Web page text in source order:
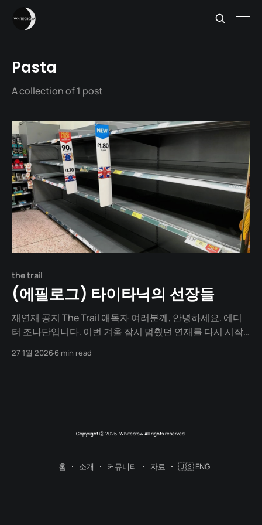
Pasta
A collection of 1 post
the trail
(에필로그) 타이타닉의 선장들
재연재 공지 The Trail 애독자 여러분께, 안녕하세요. 에디
터 조나단입니다. 이번 겨울 잠시 멈췄던 연재를 다시 시작
시 펜을 들었습니다. 그동안 애정 어린 눈으로 기다려 주셔
27 1월 20266 min read
Copyright ⓒ 2026. Whitecrow All rights reserved.
홈 소개 커뮤니티 자료 🇺🇸 ENG